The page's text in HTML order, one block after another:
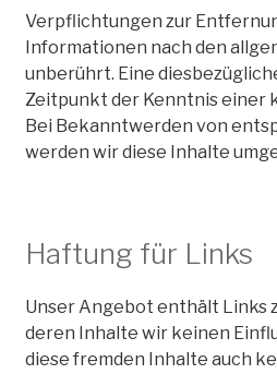
Verpflichtungen zur
Informationen nach den
unberührt. Eine
Zeitpunkt der Kenntnis einer
Bei Bekanntwerden von
werden wir diese Inhalte
Haftung für Links
Unser Angebot enthält Links
deren Inhalte wir keinen
diese fremden Inhalte auch